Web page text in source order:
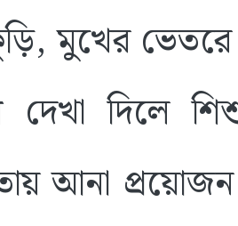
মুখের ভেতরে
দেখা দিলে
আনা